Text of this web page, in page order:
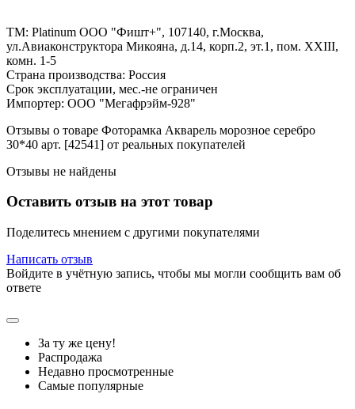
ТМ: Platinum ООО "Фишт+", 107140, г.Москва,
ул.Авиаконструктора Микояна, д.14, корп.2, эт.1, пом. ХХIII,
комн. 1-5
Страна производства: Россия
Срок эксплуатации, мес.-не ограничен
Импортер: ООО "Мегафрэйм-928"
Отзывы о товаре Фоторамка Акварель морозное серебро
30*40 арт. [42541] от реальных покупателей
Отзывы не найдены
Оставить отзыв на этот товар
Поделитесь мнением с другими покупателями
Написать отзыв
Войдите в учётную запись, чтобы мы могли сообщить вам об
ответе
За ту же цену!
Распродажа
Недавно просмотренные
Самые популярные